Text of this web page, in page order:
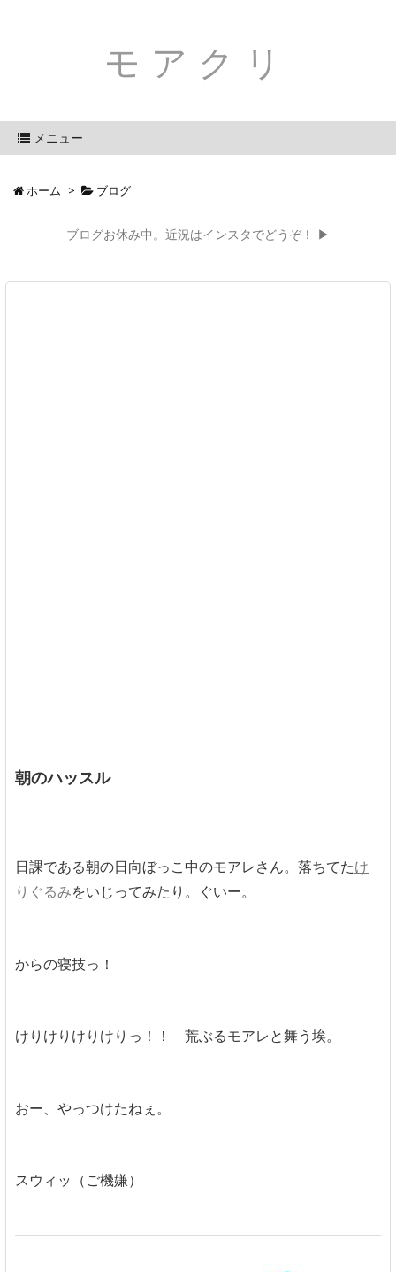
モアクリ
メニュー
ホーム > ブログ
ブログお休み中。近況はインスタでどうぞ！ ▶
朝のハッスル
日課である朝の日向ぼっこ中のモアレさん。落ちてたけ
りぐるみをいじってみたり。ぐいー。
からの寝技っ！
けりけりけりけりっ！！ 荒ぶるモアレと舞う埃。
おー、やっつけたねぇ。
スウィッ（ご機嫌）